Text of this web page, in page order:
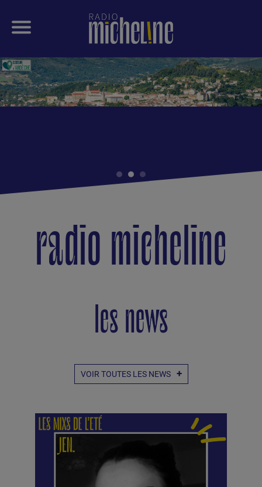
radio micheline
les news
VOIR TOUTES LES NEWS